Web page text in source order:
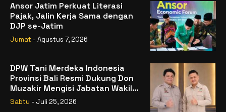
Ansor Jatim Perkuat Literasi
Pajak, Jalin Kerja Sama dengan
DJP se-Jatim
Jumat - Agustus 7, 2026
DPW Tani Merdeka Indonesia
Provinsi Bali Resmi Dukung Don
Muzakir Mengisi Jabatan Wakil
Menteri Pertanian RI
Sabtu - Juli 25, 2026